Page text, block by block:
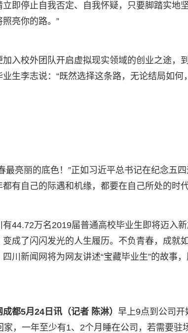
立即停止自我否定、自我怀疑，只要脚踏实地
亮你的路。”
加入校外团队开启虚拟现实领域的创业之途，
生李志说：“既然选择这条路，无论结局如
最亮丽的底色！”正如习近平总书记在纪念五
都有自己的际遇和机缘，都要在自己所处的时
有44.72万名2019届普通高校毕业生即将迈入
成了闪闪发光的人生履历。不负青春，成就
川新闻网将为网友讲述“宝藏毕业生”的故事
成都5月24日讯（记者 陈淋） 早上9点到公司开
家，一年至少有1、2个月睡在公司，若需要